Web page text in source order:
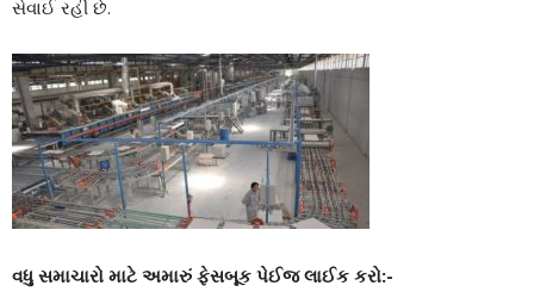
સેવાઈ રહી છે.
વધુ સમાચારો માટે અમારું ફેસબૂક પેઈજ લાઈક કરો:-